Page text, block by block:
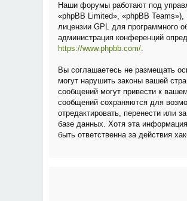
Наши форумы работают под
«phpBB Limited», «phpBB
лицензии GPL для программного
администрация конференций
https://www.phpbb.com/.
Вы соглашаетесь не размещать
могут нарушить законы вашей
сообщений могут привести к
сообщений сохраняются для
отредактировать, перенести или
базе данных. Хотя эта
быть ответственна за действия